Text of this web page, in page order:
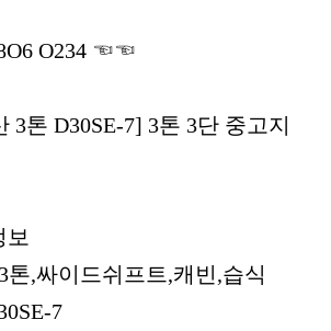
O234 ☜☜
톤 D30SE-7] 3톤 3단 중고지
보
,싸이드쉬프트,캐빈,습식
7